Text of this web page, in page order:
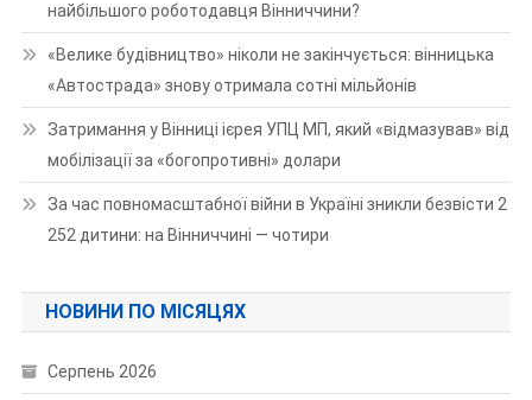
найбільшого роботодавця Вінниччини?
«Велике будівництво» ніколи не закінчується: вінницька
«Автострада» знову отримала сотні мільйонів
Затримання у Вінниці ієрея УПЦ МП, який «відмазував» від
мобілізації за «богопротивні» долари
За час повномасштабної війни в Україні зникли безвісти 2
252 дитини: на Вінниччині — чотири
НОВИНИ ПО МІСЯЦЯХ
Серпень 2026